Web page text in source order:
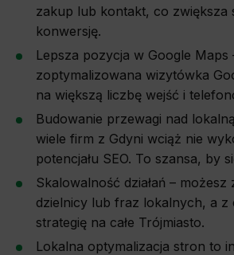
zakup lub kontakt, co zwiększa
konwersję.
Lepsza pozycja w Google Maps
zoptymalizowana wizytówka
na większą liczbę wejść i
Budowanie przewagi nad
wiele firm z Gdyni wciąż nie
potencjału SEO. To szansa, by
Skalowalność działań – możesz
dzielnicy lub fraz lokalnych, a z
strategię na całe Trójmiasto.
Lokalna optymalizacja stron to